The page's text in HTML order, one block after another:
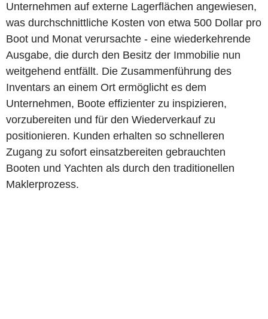
Unternehmen auf externe Lagerflächen angewiesen,
was durchschnittliche Kosten von etwa 500 Dollar pro
Boot und Monat verursachte - eine wiederkehrende
Ausgabe, die durch den Besitz der Immobilie nun
weitgehend entfällt. Die Zusammenführung des
Inventars an einem Ort ermöglicht es dem
Unternehmen, Boote effizienter zu inspizieren,
vorzubereiten und für den Wiederverkauf zu
positionieren. Kunden erhalten so schnelleren
Zugang zu sofort einsatzbereiten gebrauchten
Booten und Yachten als durch den traditionellen
Maklerprozess.